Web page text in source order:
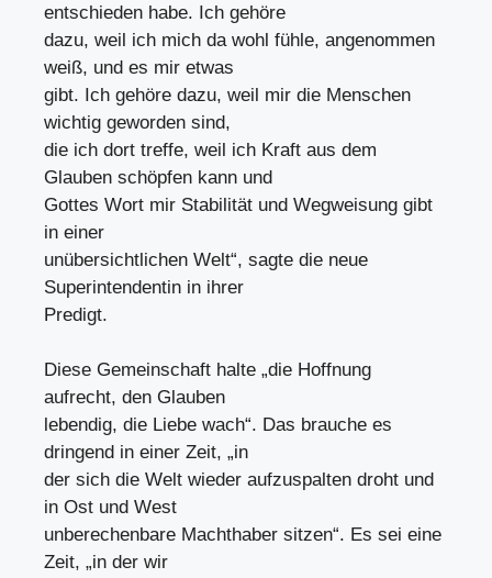
entschieden habe. Ich gehöre
dazu, weil ich mich da wohl fühle, angenommen
weiß, und es mir etwas
gibt. Ich gehöre dazu, weil mir die Menschen
wichtig geworden sind,
die ich dort treffe, weil ich Kraft aus dem
Glauben schöpfen kann und
Gottes Wort mir Stabilität und Wegweisung gibt
in einer
unübersichtlichen Welt“, sagte die neue
Superintendentin in ihrer
Predigt.
Diese Gemeinschaft halte „die Hoffnung
aufrecht, den Glauben
lebendig, die Liebe wach“. Das brauche es
dringend in einer Zeit, „in
der sich die Welt wieder aufzuspalten droht und
in Ost und West
unberechenbare Machthaber sitzen“. Es sei eine
Zeit, „in der wir